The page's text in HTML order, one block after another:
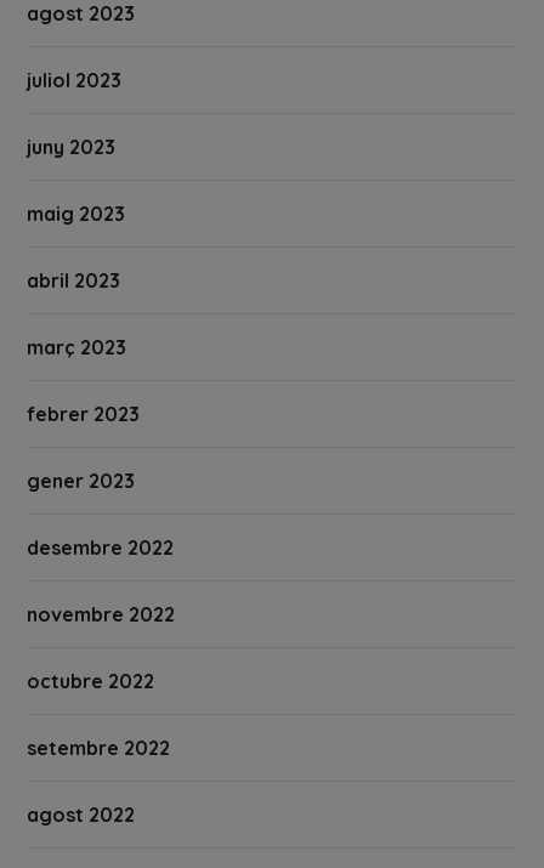
agost 2023
juliol 2023
juny 2023
maig 2023
abril 2023
març 2023
febrer 2023
gener 2023
desembre 2022
novembre 2022
octubre 2022
setembre 2022
agost 2022